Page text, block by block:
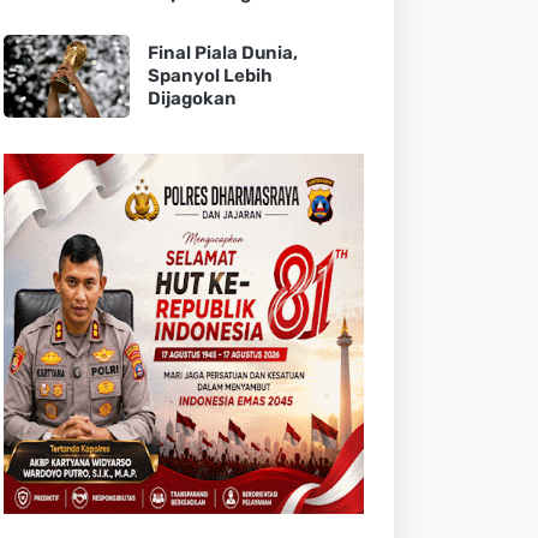
Final Piala Dunia,
Spanyol Lebih
Dijagokan